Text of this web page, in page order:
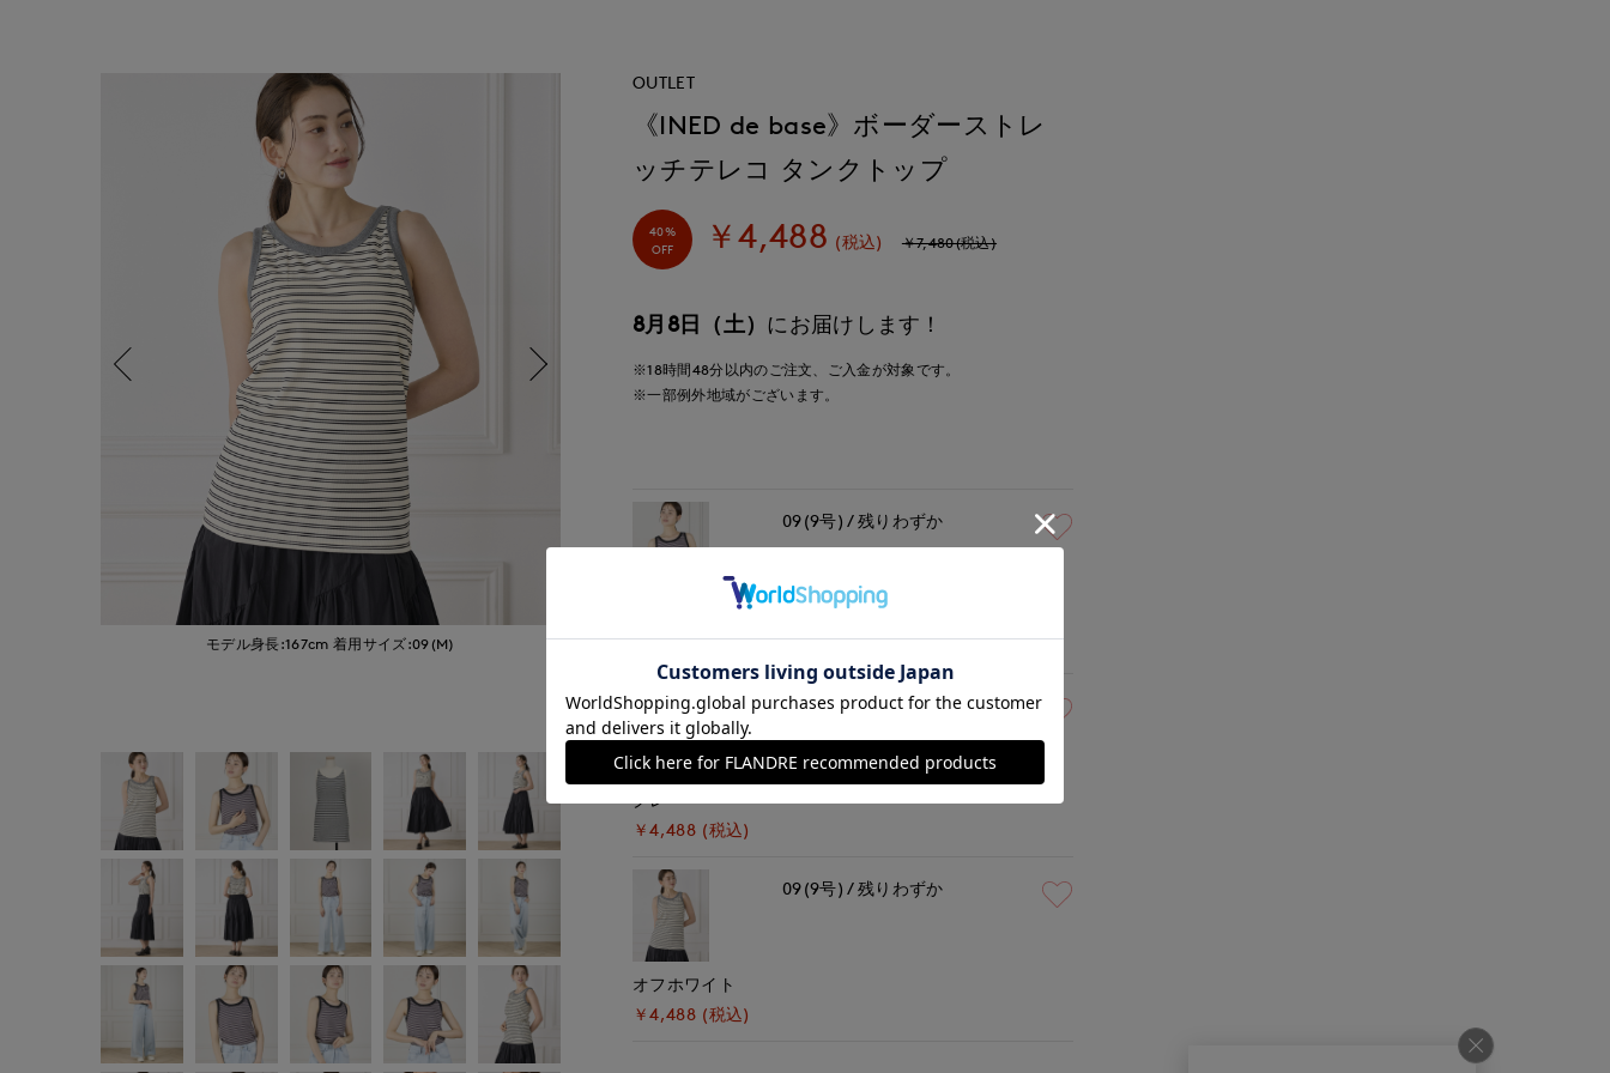
モデル身長:167cm 着用サイズ:09(M) モデル身長:167cm 着用サイズ:09(M)
OUTLET
《INED de base》ボーダーストレ
ッチテレコ タンクトップ
40%
OFF
￥4,488 (税込) ￥7,480(税込)
8月8日（土） にお届けします！
※18時間48分以内のご注文、ご入金が対象です。
※一部例外地域がございます。
￥4,488 (税込)
09(9号) 残りわずか
グレー
￥4,488 (税込)
09(9号) 在庫あり
オフホワイト
￥4,488 (税込)
09(9号) 残りわずか